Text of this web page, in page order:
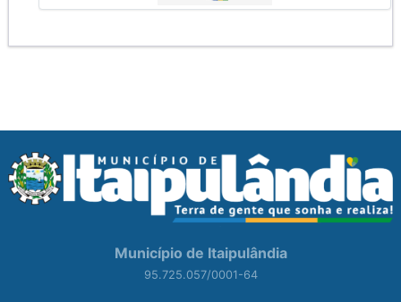
Município de Itaipulândia
95.725.057/0001-64